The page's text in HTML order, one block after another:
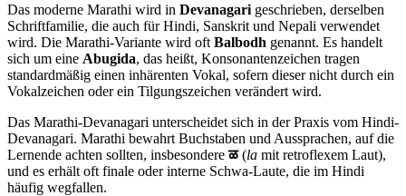
Das moderne Marathi wird in Devanagari geschrieben, derselben
Schriftfamilie, die auch für Hindi, Sanskrit und Nepali verwendet
wird. Die Marathi-Variante wird oft Balbodh genannt. Es handelt
sich um eine Abugida, das heißt, Konsonantenzeichen tragen
standardmäßig einen inhärenten Vokal, sofern dieser nicht durch ein
Vokalzeichen oder ein Tilgungszeichen verändert wird.
Das Marathi-Devanagari unterscheidet sich in der Praxis vom Hindi-
Devanagari. Marathi bewahrt Buchstaben und Aussprachen, auf die
Lernende achten sollten, insbesondereळ(la mit retroflexem Laut),
und es erhält oft finale oder interne Schwa-Laute, die im Hindi
häufig wegfallen.